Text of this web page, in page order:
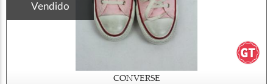
Vendido
CONVERSE